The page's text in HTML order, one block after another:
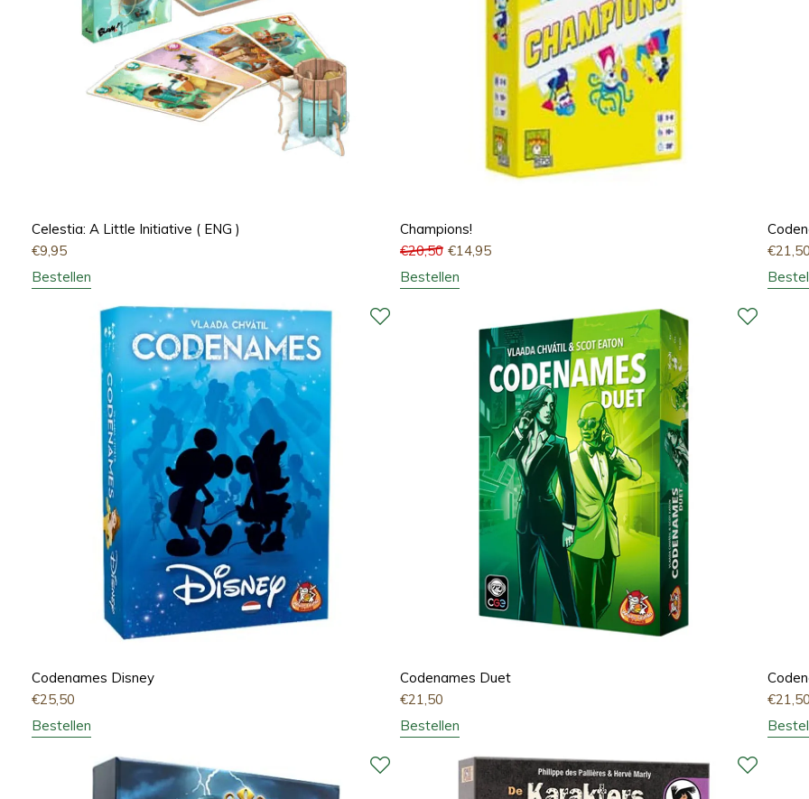
Celestia: A Little Initiative ( ENG )
€9,95
Bestellen
Champions!
€20,50 €14,95
Bestellen
€
Codenames Disney
€25,50
Bestellen
Codenames Duet
€21,50
Bestellen
€